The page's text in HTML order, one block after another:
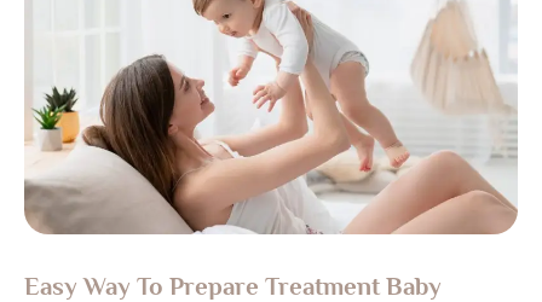
Easy Way To Prepare Treatment Baby